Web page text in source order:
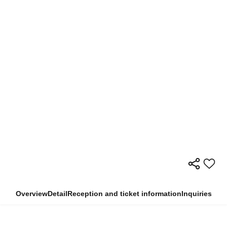
OverviewDetailReception and ticket informationInquiries